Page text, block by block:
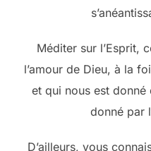
Méditer sur l’Esprit,
l’amour de Dieu, à la
et qui nous est donné
donné par
D’ailleurs, vous